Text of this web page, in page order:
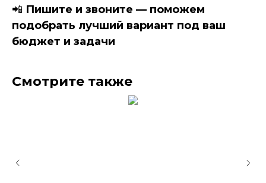
📲 Пишите и звоните — поможем
подобрать лучший вариант под ваш
бюджет и задачи
Смотрите также